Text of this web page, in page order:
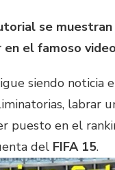
se
el famoso
siendo
labrar
puesto en el
del FIFA 15.